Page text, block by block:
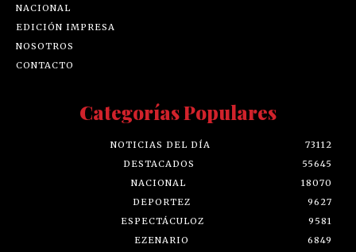
NACIONAL
EDICIÓN IMPRESA
NOSOTROS
CONTACTO
Categorías Populares
NOTICIAS DEL DÍA
73112
DESTACADOS
55645
NACIONAL
18070
DEPORTEZ
9627
ESPECTÁCULOZ
9581
EZENARIO
6849